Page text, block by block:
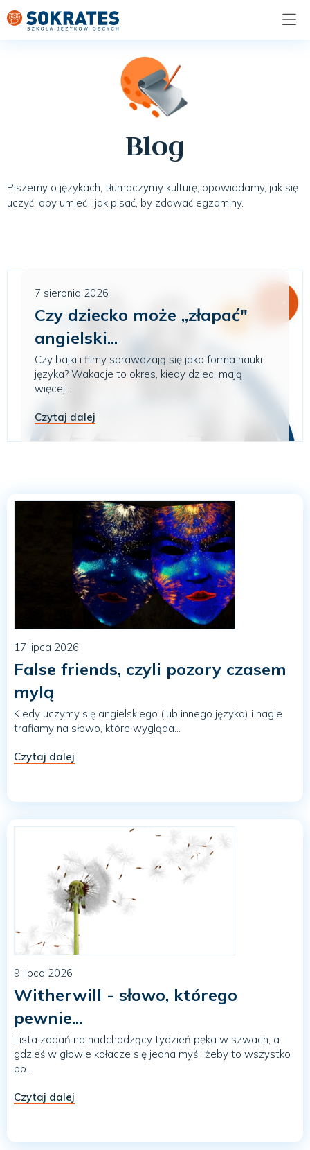
Blog
Piszemy o językach, tłumaczymy kulturę, opowiadamy, jak się
uczyć, aby umieć i jak pisać, by zdawać egzaminy.
7 sierpnia 2026
Czy dziecko może „złapać"
angielski...
Czy bajki i filmy sprawdzają się jako forma nauki
języka? Wakacje to okres, kiedy dzieci mają
więcej...
Czytaj dalej
17 lipca 2026
False friends, czyli pozory czasem
mylą
Kiedy uczymy się angielskiego (lub innego języka) i nagle
trafiamy na słowo, które wygląda...
Czytaj dalej
9 lipca 2026
Witherwill - słowo, którego
pewnie...
Lista zadań na nadchodzący tydzień pęka w szwach, a
gdzieś w głowie kołacze się jedna myśl: żeby to wszystko
po...
Czytaj dalej